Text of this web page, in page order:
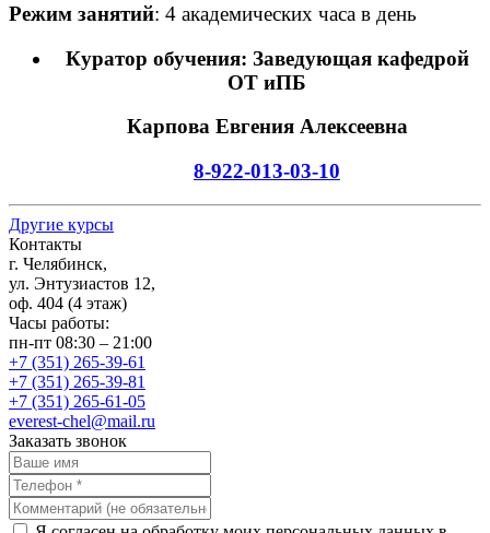
Режим занятий: 4 академических часа в день
Куратор обучения: Заведующая кафедрой
ОТ иПБ
Карпова Евгения Алексеевна
8-922-013-03-10
Другие курсы
Контакты
г. Челябинск,
ул. Энтузиастов 12,
оф. 404 (4 этаж)
Часы работы:
пн-пт 08:30 – 21:00
+7 (351) 265-39-61
+7 (351) 265-39-81
+7 (351) 265-61-05
everest-chel@mail.ru
Заказать звонок